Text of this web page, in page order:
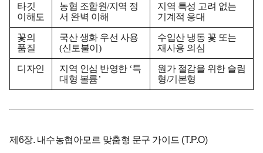
타깃
이해도
농협 조합원/지역 정
서 완벽 이해
지역 특성 고려 없는
기계적 응대
꽃의
품질
국산 생화 우선 사용
(신토불이)
수입산 냉동 꽃 또는
재사용 의심
디자인
지역 인심 반영한 ‘특
대형 볼륨’
원가 절감을 위한 슬림
형/기본형
제6장. 내수농협아모르 맞춤형 문구 가이드 (T.P.O)